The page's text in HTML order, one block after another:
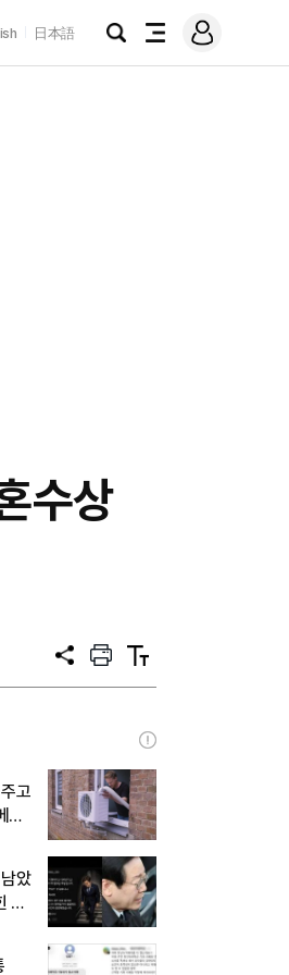
日本語
검
전
메
그
수상
공
프
트
텍
트
고
이
았
무